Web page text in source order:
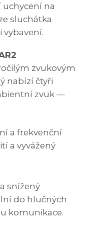
na
sluchátka
zvukovým
nabízí čtyři
zvuk —
a frekvenční
a vyvážený
snížený
do hlučných
komunikace.